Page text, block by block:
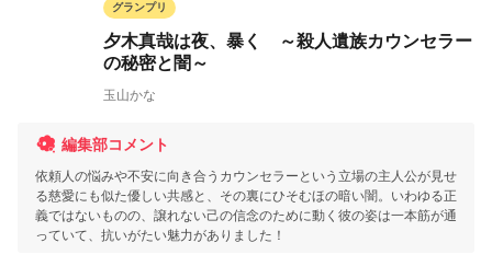
グランプリ
夕木真哉は夜、暴く ～殺人遺族カウンセラー
の秘密と闇～
玉山かな
編集部コメント
依頼人の悩みや不安に向き合うカウンセラーという立場の主人公が見せ
る慈愛にも似た優しい共感と、その裏にひそむほの暗い闇。いわゆる正
義ではないものの、譲れない己の信念のために動く彼の姿は一本筋が通
っていて、抗いがたい魅力がありました！